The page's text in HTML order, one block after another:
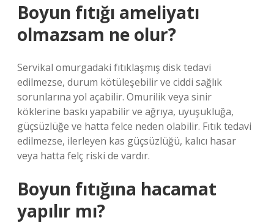
Boyun fıtığı ameliyatı
olmazsam ne olur?
Servikal omurgadaki fıtıklaşmış disk tedavi
edilmezse, durum kötüleşebilir ve ciddi sağlık
sorunlarına yol açabilir. Omurilik veya sinir
köklerine baskı yapabilir ve ağrıya, uyuşukluğa,
güçsüzlüğe ve hatta felce neden olabilir. Fıtık tedavi
edilmezse, ilerleyen kas güçsüzlüğü, kalıcı hasar
veya hatta felç riski de vardır.
Boyun fıtığına hacamat
yapılır mı?